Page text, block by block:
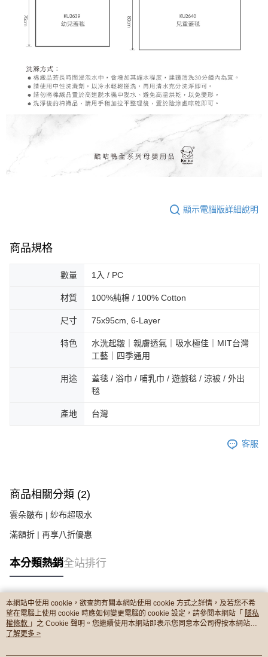
顯示電腦版詳細說明
商品規格
數量 1入 / PC
材質 100%純棉 / 100% Cotton
尺寸 75x95cm, 6-Layer
特色
水洗起皺｜親膚透氣｜吸水極佳｜MIT台灣
工藝｜四季通用
用途
蓋毯 / 浴巾 / 哺乳巾 / 遊戲毯 / 涼被 / 外出
毯
產地 台灣
客服
商品相關分類 (2)
雲朵皺布 | 紗布超吸水
滿額折 | 再享八折優惠
本分類熱銷全站排行
熱門標籤
本網站中使用 cookie，欲查詢有關本網站使用 cookie 方式之詳情，及若您不希
望在電腦上使用 cookie 時應如何變更電腦的 cookie 設定，請參閱本網站「 隱私
權條款 」之 Cookie 聲明。您繼續使用本網站即表示您同意本公司得按本網站使
用條款之 Cookie 聲明使用 cookie。
了解更多 >